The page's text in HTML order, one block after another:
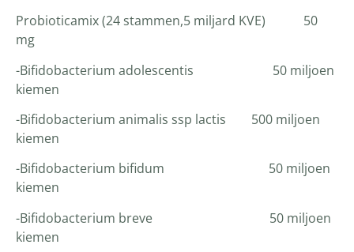
Probioticamix (24 stammen,5 miljard KVE) 50
mg
-Bifidobacterium adolescentis 50 miljoen
kiemen
-Bifidobacterium animalis ssp lactis 500 miljoen
kiemen
-Bifidobacterium bifidum 50 miljoen
kiemen
-Bifidobacterium breve 50 miljoen
kiemen